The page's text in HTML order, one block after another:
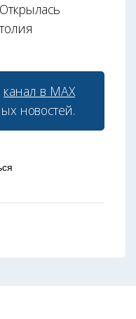
Открылась
канал в МАХ
новостей.